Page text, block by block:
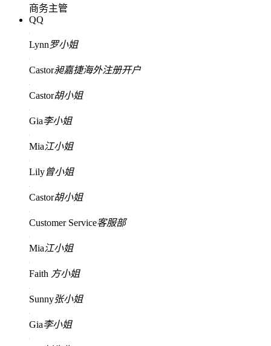
商务主管
QQ
Lynn罗小姐
Castor昶嘉捷海外注册开户
Castor胡小姐
Gia李小姐
Mia江小姐
Lily曾小姐
Castor胡小姐
Customer Service客服部
Mia江小姐
Faith 方小姐
Sunny张小姐
Gia李小姐